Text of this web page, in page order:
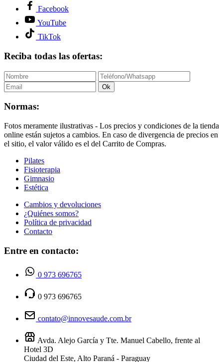
Facebook
YouTube
TikTok
Reciba todas las ofertas:
Ok
Normas:
Fotos meramente ilustrativas - Los precios y condiciones de la tienda
online están sujetos a cambios. En caso de divergencia de precios en
el sitio, el valor válido es el del Carrito de Compras.
Pilates
Fisioterapia
Gimnasio
Estética
Cambios y devoluciones
¿Quiénes somos?
Política de privacidad
Contacto
Entre en contacto:
0 973 696765
0 973 696765
contato@innovesaude.com.br
Avda. Alejo García y Tte. Manuel Cabello, frente al
Hotel 3D
Ciudad del Este, Alto Paraná - Paraguay